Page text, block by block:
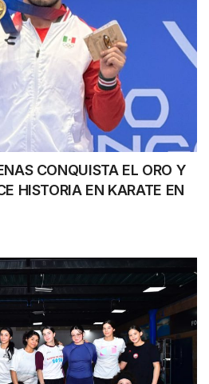
CONQUISTA EL ORO Y
HISTORIA EN KARATE EN